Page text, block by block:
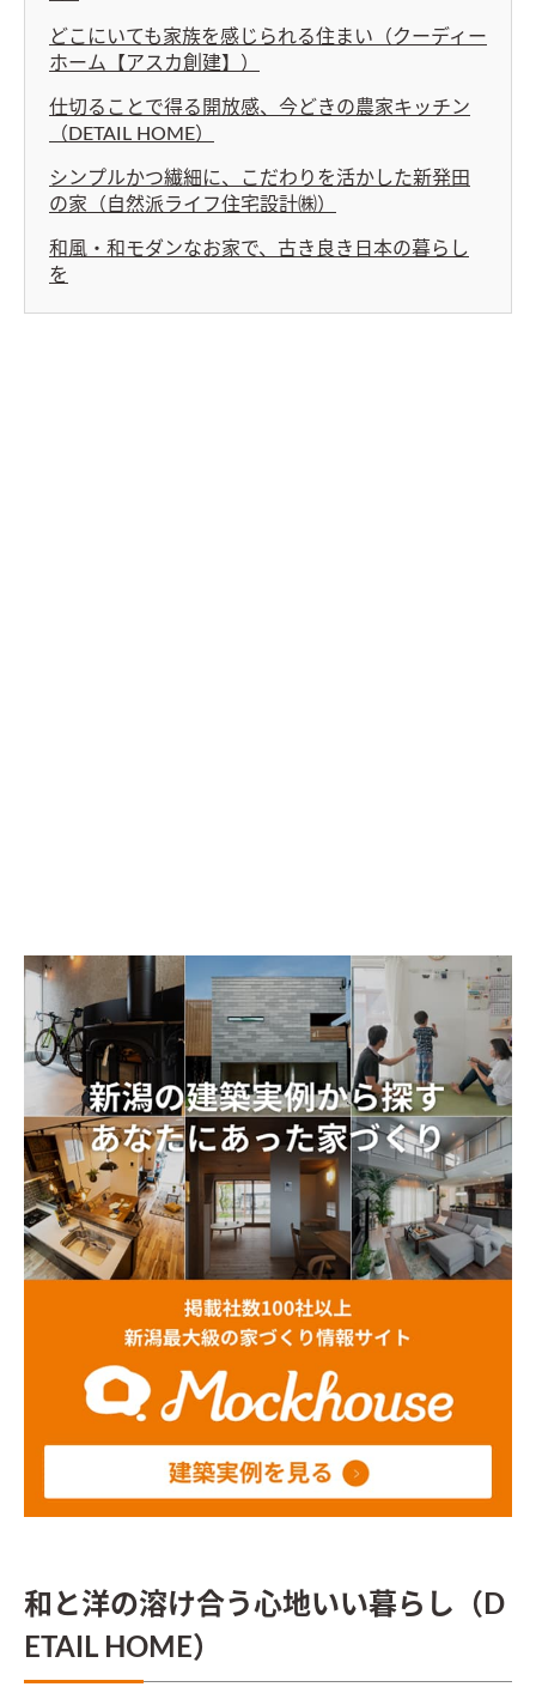
どこにいても家族を感じられる住まい（クーディー
ホーム【アスカ創建】）
仕切ることで得る開放感、今どきの農家キッチン
（DETAIL HOME）
シンプルかつ繊細に、こだわりを活かした新発田
の家（自然派ライフ住宅設計㈱）
和風・和モダンなお家で、古き良き日本の暮らし
を
和と洋の溶け合う心地いい暮らし（D
ETAIL HOME）